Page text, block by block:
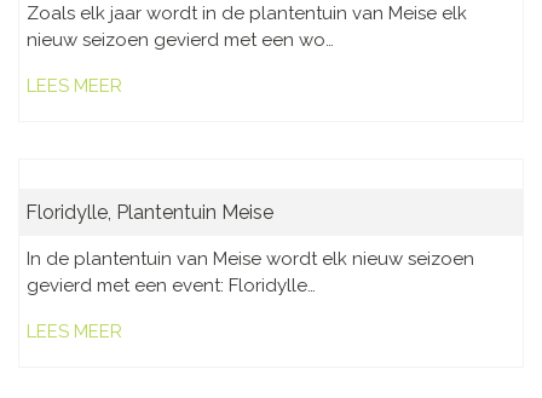
Zoals elk jaar wordt in de plantentuin van Meise elk
nieuw seizoen gevierd met een wo…
LEES MEER
Floridylle, Plantentuin Meise
In de plantentuin van Meise wordt elk nieuw seizoen
gevierd met een event: Floridylle…
LEES MEER